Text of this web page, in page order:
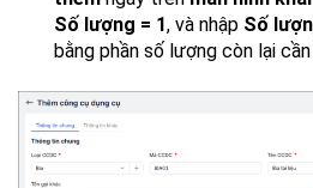
Số lượng = 1, và nhập Số
bằng phần số lượng còn lại